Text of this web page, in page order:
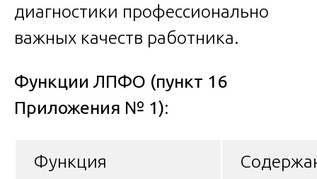
диагностики профессионально
важных качеств работника.
Функции ЛПФО (пункт 16
Приложения № 1):
Функция